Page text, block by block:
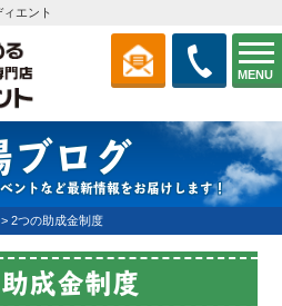
MENU
エント
ブログ
ントなど最新情報をお届けします！
> 2つの助成金制度
成金制度